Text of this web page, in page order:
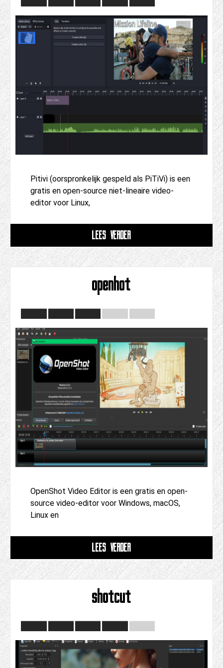
Pitivi (oorspronkelijk gespeld als PiTiVi) is een
gratis en open-source niet-lineaire video-
editor voor Linux,
LEES VERDER
openhot
OpenShot Video Editor is een gratis en open-
source video-editor voor Windows, macOS,
Linux en
LEES VERDER
shotcut